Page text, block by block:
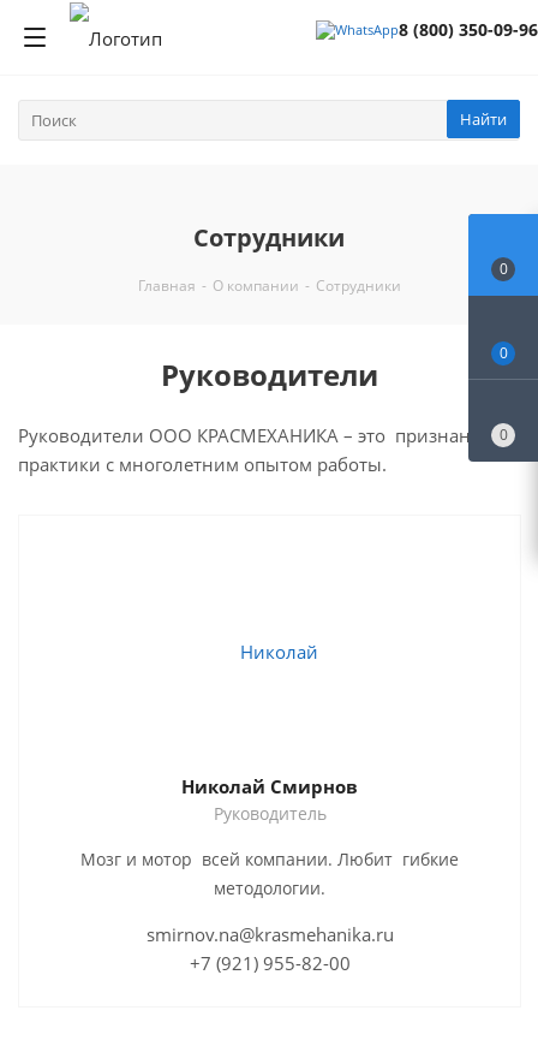
8 (800) 350-09-96
Найти
Сотрудники
Главная - О компании - Сотрудники
Руководители
Руководители ООО КРАСМЕХАНИКА – это признанные
практики с многолетним опытом работы.
Николай Смирнов
Руководитель
Мозг и мотор всей компании. Любит гибкие
методологии.
smirnov.na@krasmehanika.ru
+7 (921) 955-82-00
0
0
0